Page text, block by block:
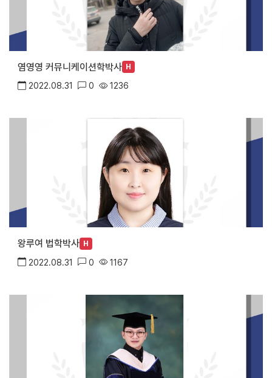
염영영 커뮤니케이션학박사 H
2022.08.31 0 1236
왕루여 법학박사 H
2022.08.31 0 1167